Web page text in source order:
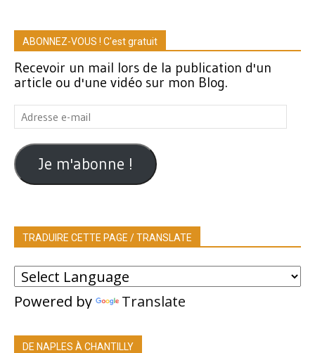
ABONNEZ-VOUS ! C'est gratuit
Recevoir un mail lors de la publication d'un
article ou d'une vidéo sur mon Blog.
Adresse
e-
mail
Je m'abonne !
TRADUIRE CETTE PAGE / TRANSLATE
Powered by Translate
DE NAPLES À CHANTILLY